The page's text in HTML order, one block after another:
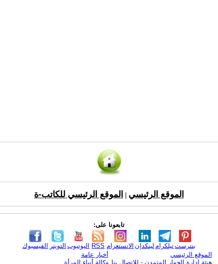
الموقع الرئيسي الموقع الرئيسي للكاتب-ة
تابعونا على:
الفيسبوك التويتر اليوتيوب RSS الانستغرام لينكدإن تيلكرامبنترست
الموقع الرئيسي
هيئة ادارة الحوار المتمدن - للإتصال بنا
أخبار عامة
وكالة أنباء المرأة